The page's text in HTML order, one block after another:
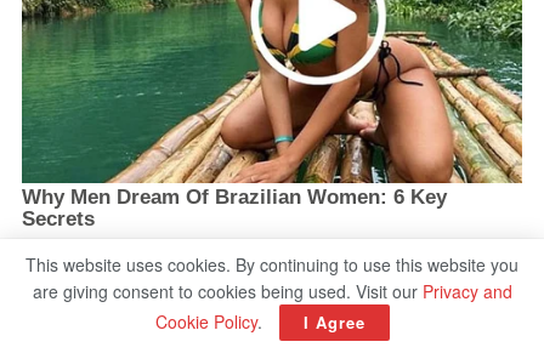
This website uses cookies. By continuing to use this website you
are giving consent to cookies being used. Visit our Privacy and
Cookie Policy. I Agree